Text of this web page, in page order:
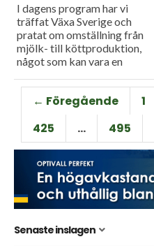
I dagens program har vi
träffat Växa Sverige och
pratat om omställning från
mjölk- till köttproduktion,
något som kan vara en
ingen självklarhet att
affärerna...
← Föregående 1
425
… 495
Senaste inslagen